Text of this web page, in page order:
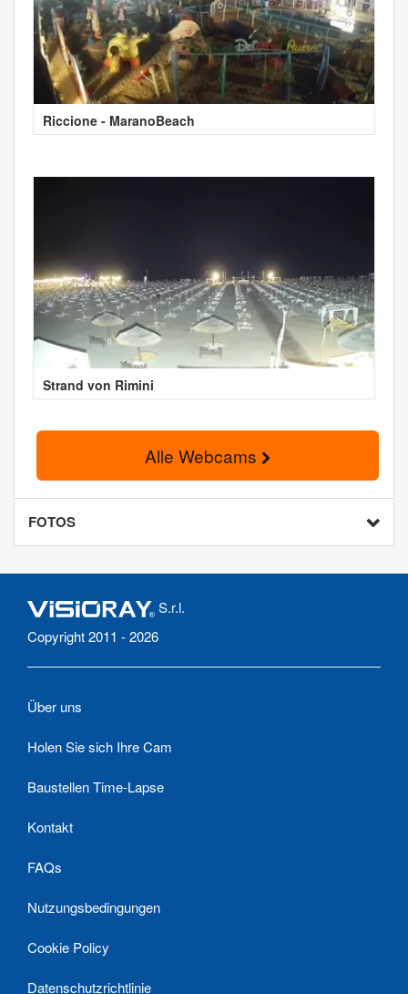
Riccione - MaranoBeach
Strand von Rimini
Alle Webcams
FOTOS
S.r.l.
Copyright 2011 - 2026
Über uns
Holen Sie sich Ihre Cam
Baustellen Time-Lapse
Kontakt
FAQs
Nutzungsbedingungen
Cookie Policy
Datenschutzrichtlinie